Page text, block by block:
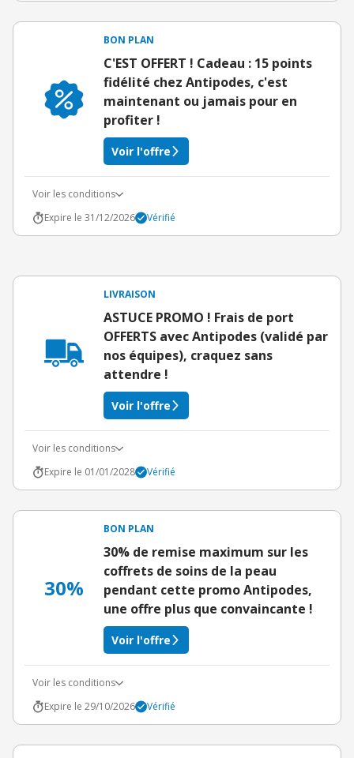
BON PLAN
C'EST OFFERT ! Cadeau : 15 points
fidélité chez Antipodes, c'est
maintenant ou jamais pour en
profiter !
Voir l'offre
Voir les conditions
Expire le 31/12/2026
Vérifié
LIVRAISON
ASTUCE PROMO ! Frais de port
OFFERTS avec Antipodes (validé par
nos équipes), craquez sans
attendre !
Voir l'offre
Voir les conditions
Expire le 01/01/2028
Vérifié
30%
BON PLAN
30% de remise maximum sur les
coffrets de soins de la peau
pendant cette promo Antipodes,
une offre plus que convaincante !
Voir l'offre
Voir les conditions
Expire le 29/10/2026
Vérifié